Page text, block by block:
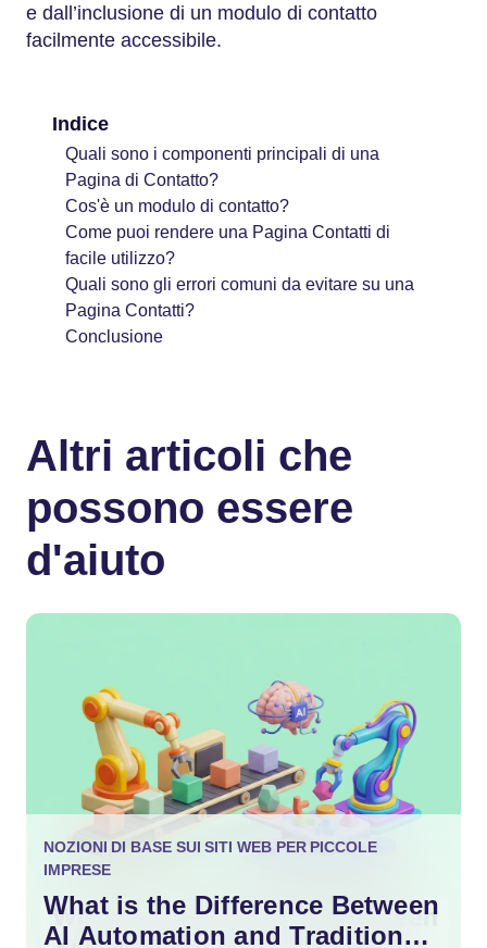
e dall’inclusione di un modulo di contatto
facilmente accessibile.
Indice
Quali sono i componenti principali di una
Pagina di Contatto?
Cos'è un modulo di contatto?
Come puoi rendere una Pagina Contatti di
facile utilizzo?
Quali sono gli errori comuni da evitare su una
Pagina Contatti?
Conclusione
Altri articoli che
possono essere
d'aiuto
NOZIONI DI BASE SUI SITI WEB PER PICCOLE
IMPRESE
What is the Difference Between
AI Automation and Traditional